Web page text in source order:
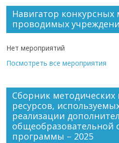
Навигатор
проводимых
Нет мероприятий
Посмотреть все мероприятия
Сборник
ресурсов,
реализации
программы – 2025